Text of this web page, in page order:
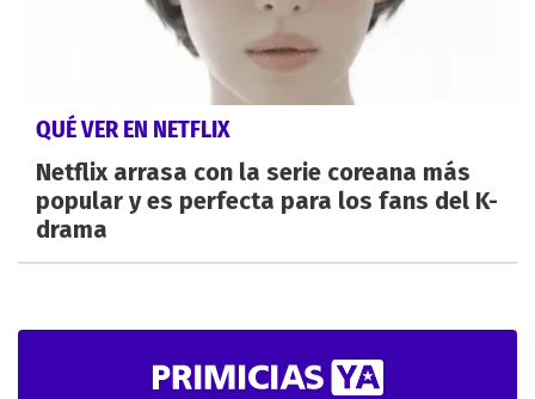
QUÉ VER EN NETFLIX
Netflix arrasa con la serie coreana más
popular y es perfecta para los fans del K-
drama